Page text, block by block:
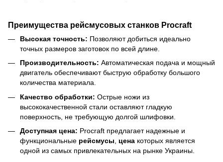
Преимущества рейсмусовых станков Procraft
Высокая точность: Позволяют добиться идеально
точных размеров заготовок по всей длине.
Производительность: Автоматическая подача и мощный
двигатель обеспечивают быструю обработку большого
количества материала.
Качество обработки: Острые ножи из
высококачественной стали оставляют гладкую
поверхность, не требующую долгой шлифовки.
Доступная цена: Procraft предлагает надежные и
функциональные рейсмусы цена которых является
одной из самых привлекательных на рынке Украины.